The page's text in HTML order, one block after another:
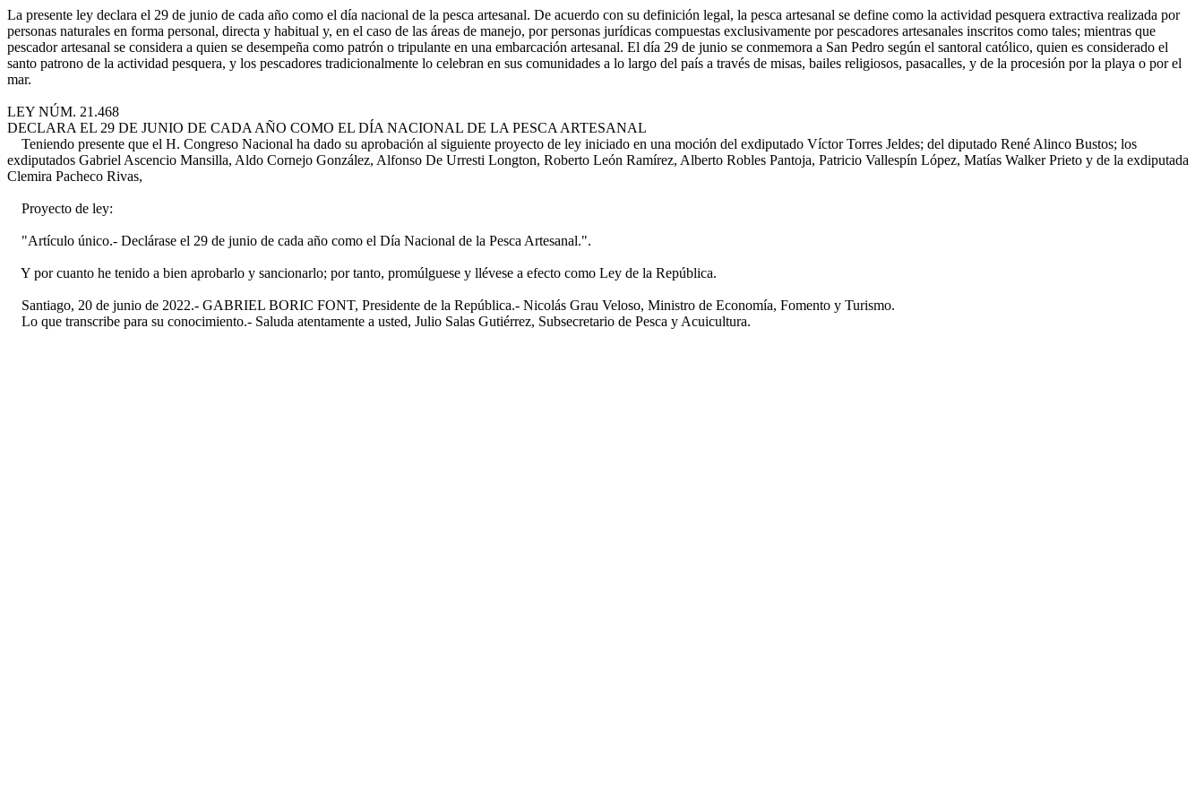
La presente ley declara el 29 de junio de cada año como el día nacional de la pesca artesanal. De acuerdo con su definición legal, la pesca artesanal se define como la actividad pesquera extractiva realizada por
personas naturales en forma personal, directa y habitual y, en el caso de las áreas de manejo, por personas jurídicas compuestas exclusivamente por pescadores artesanales inscritos como tales; mientras que
pescador artesanal se considera a quien se desempeña como patrón o tripulante en una embarcación artesanal. El día 29 de junio se conmemora a San Pedro según el santoral católico, quien es considerado el
santo patrono de la actividad pesquera, y los pescadores tradicionalmente lo celebran en sus comunidades a lo largo del país a través de misas, bailes religiosos, pasacalles, y de la procesión por la playa o por el
mar.
LEY NÚM. 21.468
DECLARA EL 29 DE JUNIO DE CADA AÑO COMO EL DÍA NACIONAL DE LA PESCA ARTESANAL
Teniendo presente que el H. Congreso Nacional ha dado su aprobación al siguiente proyecto de ley iniciado en una moción del exdiputado Víctor Torres Jeldes; del diputado René Alinco Bustos; los
exdiputados Gabriel Ascencio Mansilla, Aldo Cornejo González, Alfonso De Urresti Longton, Roberto León Ramírez, Alberto Robles Pantoja, Patricio Vallespín López, Matías Walker Prieto y de la exdiputada
Clemira Pacheco Rivas,
Proyecto de ley:
"Artículo único.- Declárase el 29 de junio de cada año como el Día Nacional de la Pesca Artesanal.".
Y por cuanto he tenido a bien aprobarlo y sancionarlo; por tanto, promúlguese y llévese a efecto como Ley de la República.
Santiago, 20 de junio de 2022.- GABRIEL BORIC FONT, Presidente de la República.- Nicolás Grau Veloso, Ministro de Economía, Fomento y Turismo.
Lo que transcribe para su conocimiento.- Saluda atentamente a usted, Julio Salas Gutiérrez, Subsecretario de Pesca y Acuicultura.